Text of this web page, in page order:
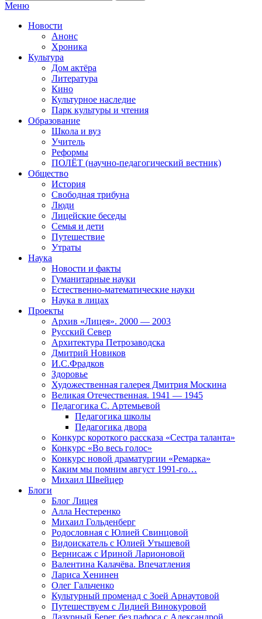
Меню
Новости
Анонс
Хроника
Культура
Дом актёра
Литература
Кино
Культурное наследие
Парк культуры и чтения
Образование
Школа и вуз
Учитель
Реформы
ПОЛЁТ (научно-педагогический вестник)
Общество
История
Свободная трибуна
Люди
Лицейские беседы
Семья и дети
Путешествие
Утраты
Наука
Новости и факты
Гуманитарные науки
Естественно-математические науки
Наука в лицах
Проекты
Архив «Лицея». 2000 — 2003
Русский Север
Архитектура Петрозаводска
Дмитрий Новиков
И.С.Фрадков
Здоровье
Художественная галерея Дмитрия Москина
Великая Отечественная. 1941 — 1945
Педагогика С. Артемьевой
Педагогика школы
Педагогика двора
Конкурс короткого рассказа «Сестра таланта»
Конкурс «Во весь голос»
Конкурс новой драматургии «Ремарка»
Каким мы помним август 1991-го…
Михаил Швейцер
Блоги
Блог Лицея
Алла Нестеренко
Михаил Гольденберг
Родословная с Юлией Свинцовой
Видоискатель с Юлией Утышевой
Вернисаж с Ириной Ларионовой
Валентина Калачёва. Впечатления
Лариса Хенинен
Олег Гальченко
Культурный променад с Зоей Арнаутовой
Путешествуем с Лидией Винокуровой